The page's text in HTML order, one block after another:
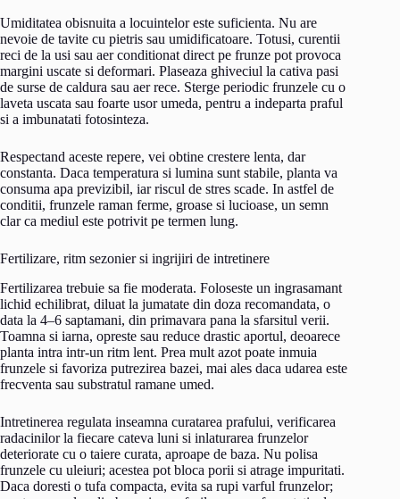
Umiditatea obisnuita a locuintelor este suficienta. Nu are
nevoie de tavite cu pietris sau umidificatoare. Totusi, curentii
reci de la usi sau aer conditionat direct pe frunze pot provoca
margini uscate si deformari. Plaseaza ghiveciul la cativa pasi
de surse de caldura sau aer rece. Sterge periodic frunzele cu o
laveta uscata sau foarte usor umeda, pentru a indeparta praful
si a imbunatati fotosinteza.
Respectand aceste repere, vei obtine crestere lenta, dar
constanta. Daca temperatura si lumina sunt stabile, planta va
consuma apa previzibil, iar riscul de stres scade. In astfel de
conditii, frunzele raman ferme, groase si lucioase, un semn
clar ca mediul este potrivit pe termen lung.
Fertilizare, ritm sezonier si ingrijiri de intretinere
Fertilizarea trebuie sa fie moderata. Foloseste un ingrasamant
lichid echilibrat, diluat la jumatate din doza recomandata, o
data la 4–6 saptamani, din primavara pana la sfarsitul verii.
Toamna si iarna, opreste sau reduce drastic aportul, deoarece
planta intra intr-un ritm lent. Prea mult azot poate inmuia
frunzele si favoriza putrezirea bazei, mai ales daca udarea este
frecventa sau substratul ramane umed.
Intretinerea regulata inseamna curatarea prafului, verificarea
radacinilor la fiecare cateva luni si inlaturarea frunzelor
deteriorate cu o taiere curata, aproape de baza. Nu polisa
frunzele cu uleiuri; acestea pot bloca porii si atrage impuritati.
Daca doresti o tufa compacta, evita sa rupi varful frunzelor;